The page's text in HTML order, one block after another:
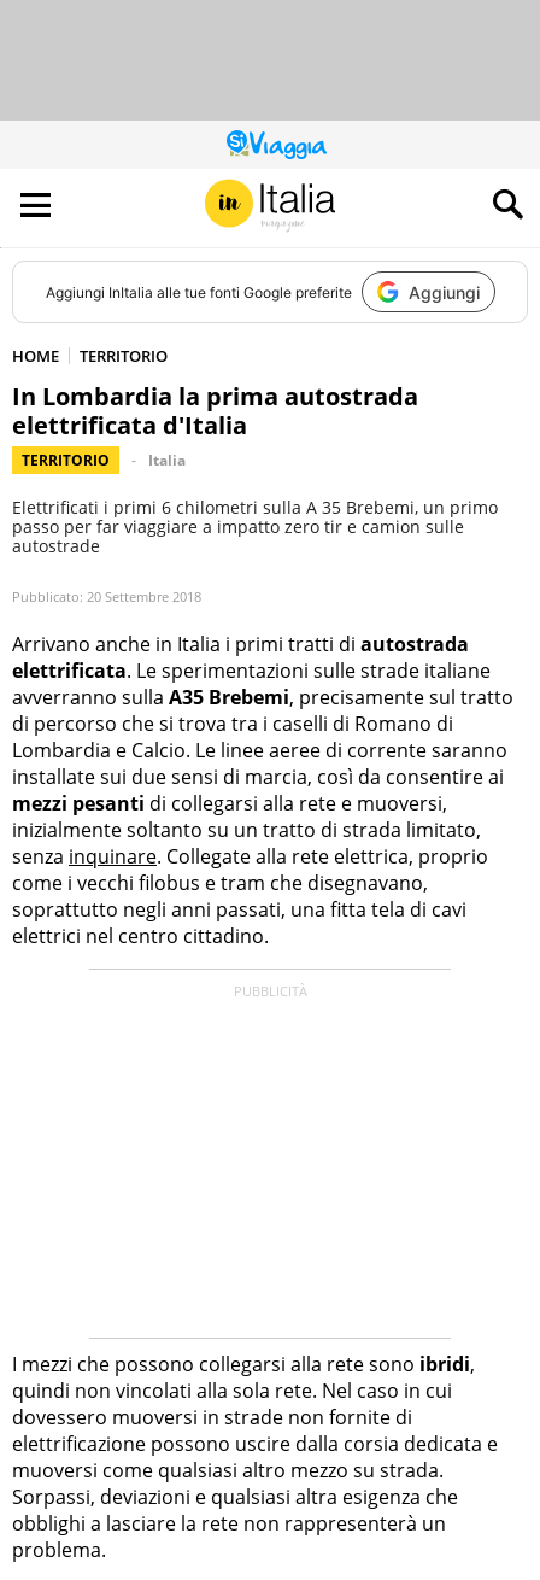
QUESTO
SITO
CONTRIBUISCE
ALL’AUDIENCE
DI
Aggiungi InItalia alle tue fonti Google preferite Aggiungi
HOME TERRITORIO
In Lombardia la prima autostrada
elettrificata d'Italia
TERRITORIO Italia
Elettrificati i primi 6 chilometri sulla A 35 Brebemi, un primo
passo per far viaggiare a impatto zero tir e camion sulle
autostrade
Pubblicato: 20 Settembre 2018
Arrivano anche in Italia i primi tratti di autostrada
elettrificata. Le sperimentazioni sulle strade italiane
avverranno sulla A35 Brebemi, precisamente sul tratto
di percorso che si trova tra i caselli di Romano di
Lombardia e Calcio. Le linee aeree di corrente saranno
installate sui due sensi di marcia, così da consentire ai
mezzi pesanti di collegarsi alla rete e muoversi,
inizialmente soltanto su un tratto di strada limitato,
senza inquinare. Collegate alla rete elettrica, proprio
come i vecchi filobus e tram che disegnavano,
soprattutto negli anni passati, una fitta tela di cavi
elettrici nel centro cittadino.
I mezzi che possono collegarsi alla rete sono ibridi,
quindi non vincolati alla sola rete. Nel caso in cui
dovessero muoversi in strade non fornite di
elettrificazione possono uscire dalla corsia dedicata e
muoversi come qualsiasi altro mezzo su strada.
Sorpassi, deviazioni e qualsiasi altra esigenza che
obblighi a lasciare la rete non rappresenterà un
problema.